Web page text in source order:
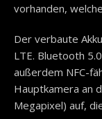
vorhanden,
Der verbaute
LTE. Bluetooth
außerdem NFC-
Hauptkamera an
Megapixel) auf,